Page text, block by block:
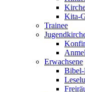
Kita-
Trainee
Erwachsene
Bibel-